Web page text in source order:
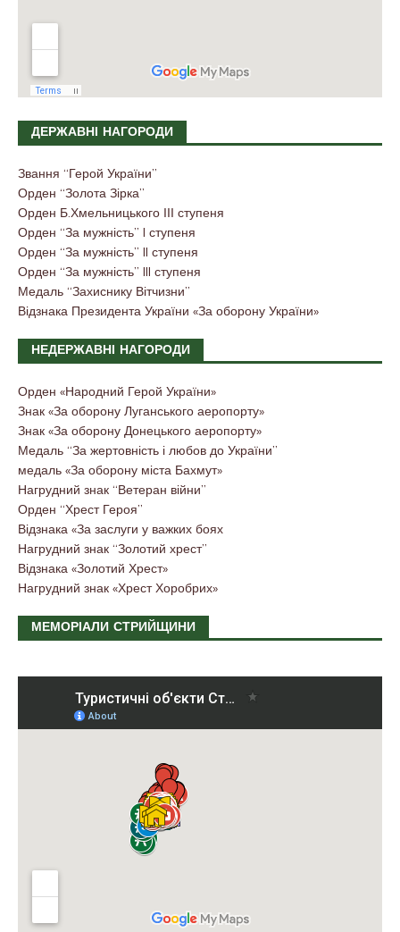
ДЕРЖАВНІ НАГОРОДИ
Звання “Герой України”
Орден “Золота Зірка”
Орден Б.Хмельницького ІІІ ступеня
Орден “За мужність” I ступеня
Орден “За мужність” II ступеня
Орден “За мужність” III ступеня
Медаль “Захиснику Вітчизни”
Відзнака Президента України «За оборону України»
НЕДЕРЖАВНІ НАГОРОДИ
Орден «Народний Герой України»
Знак «За оборону Луганського аеропорту»
Знак «За оборону Донецького аеропорту»
Медаль “За жертовність і любов до України”
медаль «За оборону міста Бахмут»
Нагрудний знак “Ветеран війни”
Орден “Хрест Героя”
Відзнака «За заслуги у важких боях
Нагрудний знак “Золотий хрест”
Відзнака «Золотий Хрест»
Нагрудний знак «Хрест Хоробрих»
МЕМОРІАЛИ СТРИЙЩИНИ